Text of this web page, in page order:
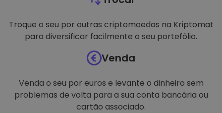
Troque o seu por outras criptomoedas na Kriptomat
para diversificar facilmente o seu portefólio.
Venda
Venda o seu por euros e levante o dinheiro sem
problemas de volta para a sua conta bancária ou
cartão associado.